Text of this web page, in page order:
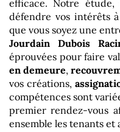
efficace. Notre
défendre vos intérêts
que vous soyez une
Jourdain Dubois
éprouvées pour faire
en demeure,
vos créations,
compétences sont
premier rendez-vous
ensemble les tenants et